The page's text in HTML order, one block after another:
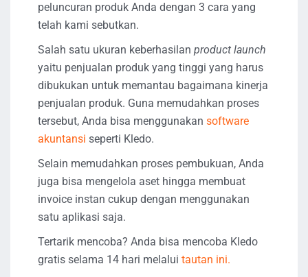
peluncuran produk Anda dengan 3 cara yang
telah kami sebutkan.
Salah satu ukuran keberhasilan product launch
yaitu penjualan produk yang tinggi yang harus
dibukukan untuk memantau bagaimana kinerja
penjualan produk. Guna memudahkan proses
tersebut, Anda bisa menggunakan software
akuntansi seperti Kledo.
Selain memudahkan proses pembukuan, Anda
juga bisa mengelola aset hingga membuat
invoice instan cukup dengan menggunakan
satu aplikasi saja.
Tertarik mencoba? Anda bisa mencoba Kledo
gratis selama 14 hari melalui tautan ini.